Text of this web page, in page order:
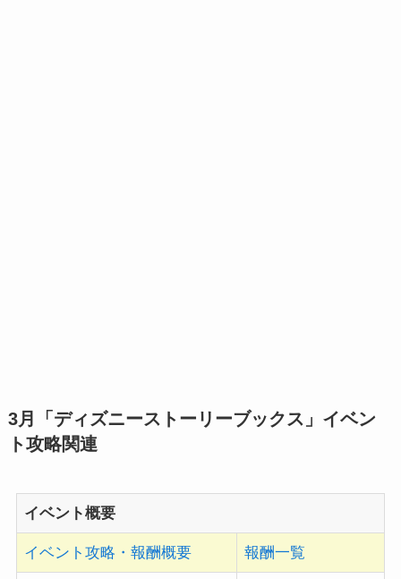
3月「ディズニーストーリーブックス」イベン
ト攻略関連
イベント概要
イベント攻略・報酬概要 報酬一覧